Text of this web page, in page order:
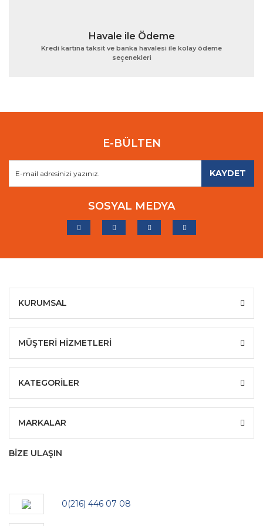
Havale ile Ödeme
Kredi kartına taksit ve banka havalesi ile kolay ödeme
seçenekleri
E-BÜLTEN
KAYDET
SOSYAL MEDYA
KURUMSAL
MÜŞTERİ HİZMETLERİ
KATEGORİLER
MARKALAR
BİZE ULAŞIN
0(216) 446 07 08